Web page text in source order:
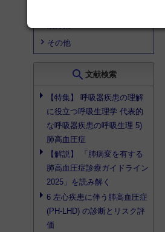
その他
search 文献検索
【特集】 呼吸器疾患の理解
に役立つ呼吸生理学 代表的
な呼吸器疾患の呼吸生理 5)
肺高血圧症
【解説】 「肺病変を有する
肺高血圧症診療ガイドライン
2025」を読み解く
6 左心疾患に伴う肺高血圧症
(PH-LHD) の診断とリスク評
価